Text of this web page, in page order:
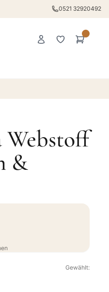
0521 32920492
Webstoff
&
Gewählt: